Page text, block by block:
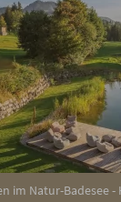
im Natur-Badesee -